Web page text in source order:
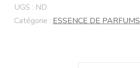
UGS : ND
Catégorie : ESSENCE DE PARFUMS